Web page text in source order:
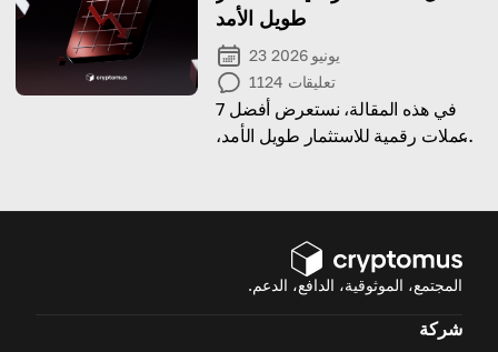
باستثمارات فعّالة!
طويل الأمد
23 يونيو 2026
1124 تعليقات
في هذه المقالة، نستعرض أفضل 7
عملات رقمية للاستثمار طويل الأمد،
المجتمع، الموثوقية، الدافع، الدعم.
شركة